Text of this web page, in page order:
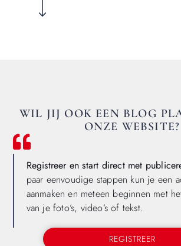
WIL JIJ OOK EEN BLOG
ONZE WEBSITE?
Registreer en start direct met
paar eenvoudige stappen kun je een
aanmaken en meteen beginnen met
van je foto’s, video’s of tekst.
REGISTREER